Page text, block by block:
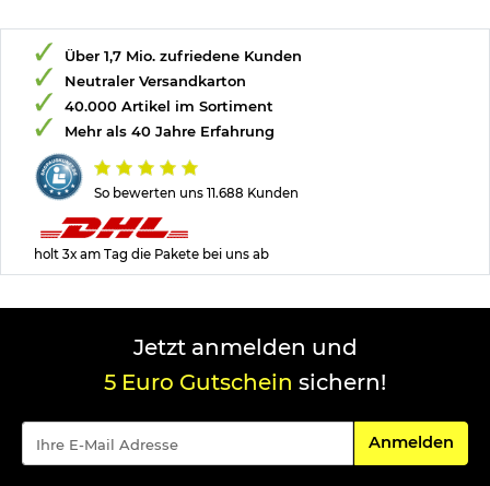
So bewerten uns 11.688 Kunden
Über 1,7 Mio. zufriedene Kunden
Neutraler Versandkarton
40.000 Artikel im Sortiment
Mehr als 40 Jahre Erfahrung
holt 3x am Tag die Pakete bei uns ab
Jetzt anmelden und
5 Euro Gutschein sichern!
Für den
Anmelden